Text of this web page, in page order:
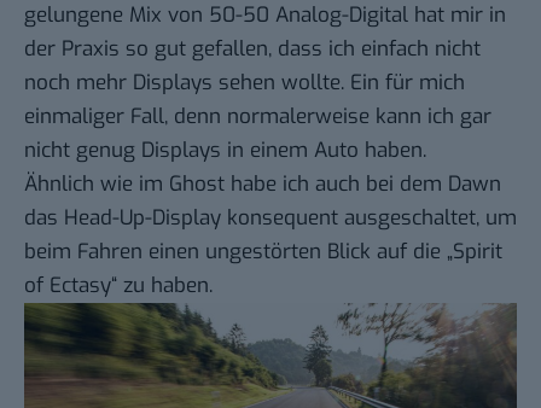
gelungene Mix von 50-50 Analog-Digital hat mir in
der Praxis so gut gefallen, dass ich einfach nicht
noch mehr Displays sehen wollte. Ein für mich
einmaliger Fall, denn normalerweise kann ich gar
nicht genug Displays in einem Auto haben.
Ähnlich wie im Ghost habe ich auch bei dem Dawn
das Head-Up-Display konsequent ausgeschaltet, um
beim Fahren einen ungestörten Blick auf die „Spirit
of Ectasy“ zu haben.